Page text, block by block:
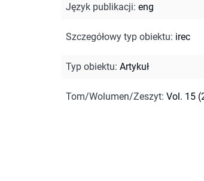
Język publikacji: eng
Szczegółowy typ obiektu: irec
Typ obiektu: Artykuł
Tom/Wolumen/Zeszyt: Vol. 15